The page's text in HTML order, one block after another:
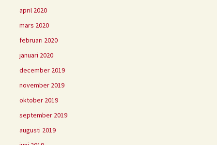
april 2020
mars 2020
februari 2020
januari 2020
december 2019
november 2019
oktober 2019
september 2019
augusti 2019